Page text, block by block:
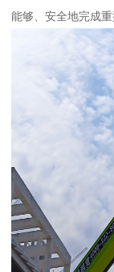
能够、安全地完成重